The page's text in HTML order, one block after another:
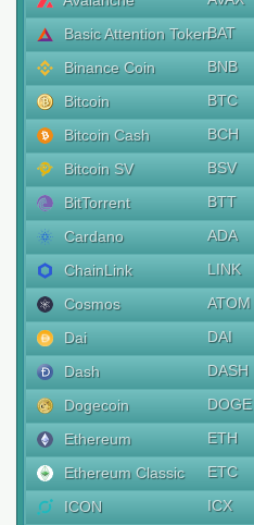
Basic Attention TokenBAT
Binance Coin
BNB
Bitcoin
BTC
Bitcoin Cash
BCH
Bitcoin SV
BSV
BitTorrent
BTT
Cardano
ADA
ChainLink
LINK
Cosmos
ATOM
Dai
DAI
Dash
DASH
Dogecoin
DOGE
Ethereum
ETH
Ethereum Classic
ETC
ICON
ICX